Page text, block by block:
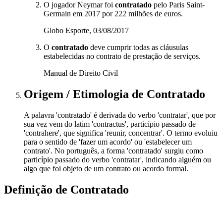
O jogador Neymar foi contratado pelo Paris Saint-
Germain em 2017 por 222 milhões de euros.
Globo Esporte, 03/08/2017
O contratado deve cumprir todas as cláusulas
estabelecidas no contrato de prestação de serviços.
Manual de Direito Civil
Origem / Etimologia de Contratado
A palavra 'contratado' é derivada do verbo 'contratar', que por
sua vez vem do latim 'contractus', particípio passado de
'contrahere', que significa 'reunir, concentrar'. O termo evoluiu
para o sentido de 'fazer um acordo' ou 'estabelecer um
contrato'. No português, a forma 'contratado' surgiu como
particípio passado do verbo 'contratar', indicando alguém ou
algo que foi objeto de um contrato ou acordo formal.
Definição de Contratado